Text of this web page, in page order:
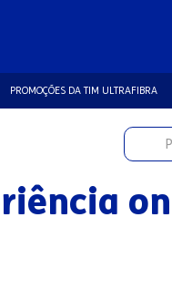
PROMOÇÕES DA TIM ULTRAFIBRA